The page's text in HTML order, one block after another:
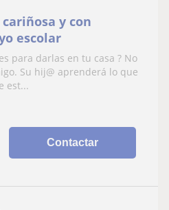
y con
escolar
para darlas en tu casa ? No
Su hij@ aprenderá lo que
est...
Contactar